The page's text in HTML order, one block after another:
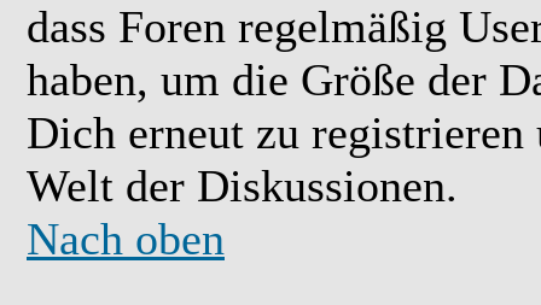
dass Foren regelmäßig
haben, um die Größe der
Dich erneut zu
Welt der Diskussionen.
Nach oben